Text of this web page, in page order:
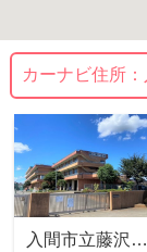
カーナビ住所：
入間市立藤沢東